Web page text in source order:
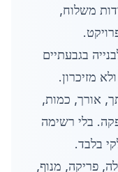
משלוח,
בגבעתיים
מזיכרון.
אורך, כמות,
בלי רשימה
בלבד.
פריקה, מנוף,